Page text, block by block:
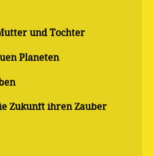
und Tochter
Planeten
Zukunft ihren Zauber